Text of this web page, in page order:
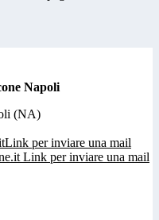
Napoli
(NA)
Link per inviare una mail
Link per inviare una mail